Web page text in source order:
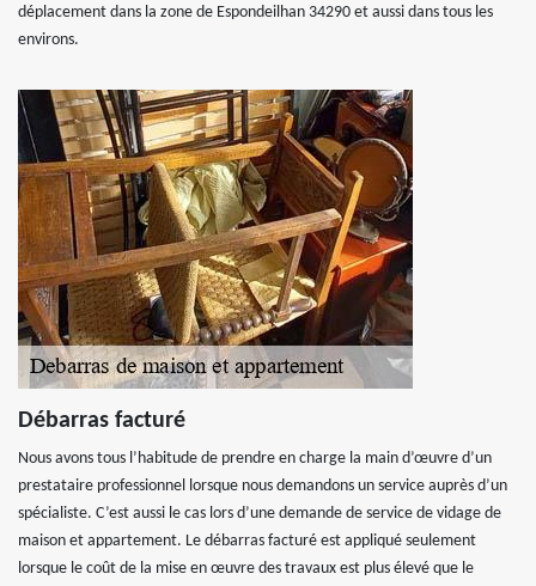
déplacement dans la zone de Espondeilhan 34290 et aussi dans tous les
environs.
Débarras facturé
Nous avons tous l’habitude de prendre en charge la main d’œuvre d’un
prestataire professionnel lorsque nous demandons un service auprès d’un
spécialiste. C’est aussi le cas lors d’une demande de service de vidage de
maison et appartement. Le débarras facturé est appliqué seulement
lorsque le coût de la mise en œuvre des travaux est plus élevé que le